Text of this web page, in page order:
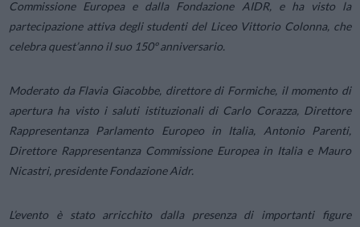
Commissione Europea e dalla Fondazione AIDR, e ha visto la
partecipazione attiva degli studenti del Liceo Vittorio Colonna, che
celebra quest’anno il suo 150º anniversario.
Moderato da Flavia Giacobbe, direttore di Formiche, il momento di
apertura ha visto i saluti istituzionali di Carlo Corazza, Direttore
Rappresentanza Parlamento Europeo in Italia, Antonio Parenti,
Direttore Rappresentanza Commissione Europea in Italia e Mauro
Nicastri, presidente Fondazione Aidr.
L’evento è stato arricchito dalla presenza di importanti figure